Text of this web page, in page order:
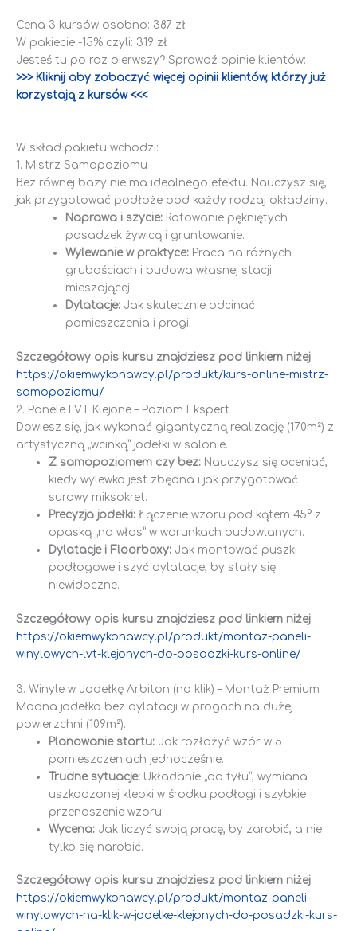
Cena 3 kursów osobno: 387 zł
W pakiecie -15% czyli: 319 zł
Jesteś tu po raz pierwszy? Sprawdź opinie klientów:
>>> Kliknij aby zobaczyć więcej opinii klientów, którzy już
korzystają z kursów <<<
W skład pakietu wchodzi:
1. Mistrz Samopoziomu
Bez równej bazy nie ma idealnego efektu. Nauczysz się,
jak przygotować podłoże pod każdy rodzaj okładziny.
Naprawa i szycie:Ratowanie pękniętych
posadzek żywicą i gruntowanie.
Wylewanie w praktyce:Praca na różnych
grubościach i budowa własnej stacji
mieszającej.
Dylatacje:Jak skutecznie odcinać
pomieszczenia i progi.
Szczegółowy opis kursu znajdziesz pod linkiem niżej
https://okiemwykonawcy.pl/produkt/kurs-online-mistrz-
samopoziomu/
2. Panele LVT Klejone – Poziom Ekspert
Dowiesz się, jak wykonać gigantyczną realizację (170m²) z
artystyczną „wcinką” jodełki w salonie.
Z samopoziomem czy bez: Nauczysz się oceniać,
kiedy wylewka jest zbędna i jak przygotować
surowy miksokret.
Precyzja jodełki: Łączenie wzoru pod kątem 45° z
opaską „na włos” w warunkach budowlanych.
Dylatacje i Floorboxy: Jak montować puszki
podłogowe i szyć dylatacje, by stały się
niewidoczne.
Szczegółowy opis kursu znajdziesz pod linkiem niżej
https://okiemwykonawcy.pl/produkt/montaz-paneli-
winylowych-lvt-klejonych-do-posadzki-kurs-online/
3. Winyle w Jodełkę Arbiton (na klik) – Montaż Premium
Modna jodełka bez dylatacji w progach na dużej
powierzchni (109m²).
Planowanie startu: Jak rozłożyć wzór w 5
pomieszczeniach jednocześnie.
Trudne sytuacje: Układanie „do tyłu”, wymiana
uszkodzonej klepki w środku podłogi i szybkie
przenoszenie wzoru.
Wycena: Jak liczyć swoją pracę, by zarobić, a nie
tylko się narobić.
Szczegółowy opis kursu znajdziesz pod linkiem niżej
https://okiemwykonawcy.pl/produkt/montaz-paneli-
winylowych-na-klik-w-jodelke-klejonych-do-posadzki-kurs-